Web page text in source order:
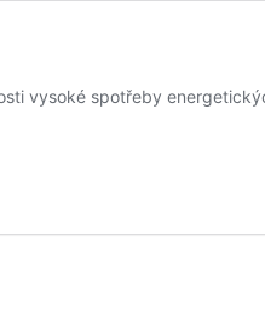
vysoké spotřeby